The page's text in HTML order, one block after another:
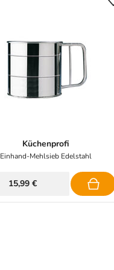
Küchenprofi
Einhand-Mehlsieb Edelstahl
15,99 €